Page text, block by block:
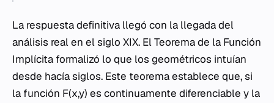
La respuesta definitiva llegó con la llegada del
análisis real en el siglo XIX. El Teorema de la Función
Implícita formalizó lo que los geométricos intuían
desde hacía siglos. Este teorema establece que, si
la función F(x,y) es continuamente diferenciable y la